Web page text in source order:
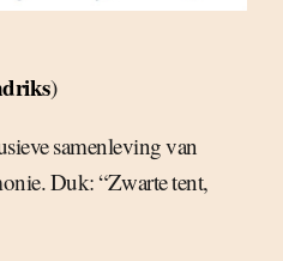
)
samenleving van
Duk: “Zwarte tent,